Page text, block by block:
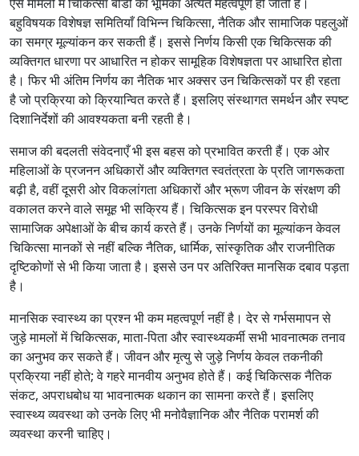
बहुविषयक विशेषज्ञ समितियाँ विभिन्न चिकित्सा, नैतिक और सामाजिक पहलुओं
का समग्र मूल्यांकन कर सकती हैं। इससे निर्णय किसी एक चिकित्सक की
व्यक्तिगत धारणा पर आधारित न होकर सामूहिक विशेषज्ञता पर आधारित होता
है। फिर भी अंतिम निर्णय का नैतिक भार अक्सर उन चिकित्सकों पर ही रहता
है जो प्रक्रिया को क्रियान्वित करते हैं। इसलिए संस्थागत समर्थन और स्पष्ट
दिशानिर्देशों की आवश्यकता बनी रहती है।
समाज की बदलती संवेदनाएँ भी इस बहस को प्रभावित करती हैं। एक ओर
महिलाओं के प्रजनन अधिकारों और व्यक्तिगत स्वतंत्रता के प्रति जागरूकता
बढ़ी है, वहीं दूसरी ओर विकलांगता अधिकारों और भ्रूण जीवन के संरक्षण की
वकालत करने वाले समूह भी सक्रिय हैं। चिकित्सक इन परस्पर विरोधी
सामाजिक अपेक्षाओं के बीच कार्य करते हैं। उनके निर्णयों का मूल्यांकन केवल
चिकित्सा मानकों से नहीं बल्कि नैतिक, धार्मिक, सांस्कृतिक और राजनीतिक
दृष्टिकोणों से भी किया जाता है। इससे उन पर अतिरिक्त मानसिक दबाव पड़ता
है।
मानसिक स्वास्थ्य का प्रश्न भी कम महत्वपूर्ण नहीं है। देर से गर्भसमापन से
जुड़े मामलों में चिकित्सक, माता-पिता और स्वास्थ्यकर्मी सभी भावनात्मक तनाव
का अनुभव कर सकते हैं। जीवन और मृत्यु से जुड़े निर्णय केवल तकनीकी
प्रक्रिया नहीं होते; वे गहरे मानवीय अनुभव होते हैं। कई चिकित्सक नैतिक
संकट, अपराधबोध या भावनात्मक थकान का सामना करते हैं। इसलिए
स्वास्थ्य व्यवस्था को उनके लिए भी मनोवैज्ञानिक और नैतिक परामर्श की
व्यवस्था करनी चाहिए।